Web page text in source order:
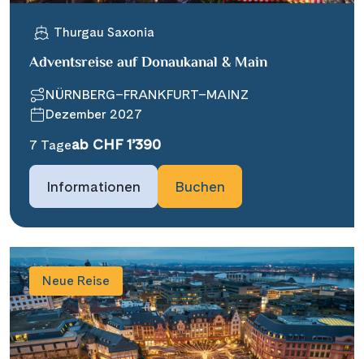
Thurgau Saxonia
Adventsreise auf Donaukanal & Main
NÜRNBERG–FRANKFURT–MAINZ
Dezember 2027
7 Tageab CHF 1’390
Informationen Buchen
Neue Reise